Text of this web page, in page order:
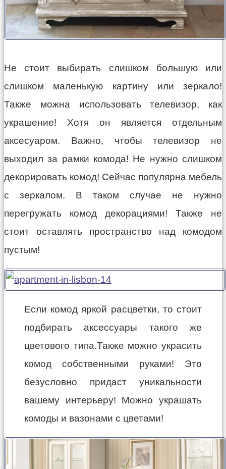
Не стоит выбирать слишком большую или
слишком маленькую картину или зеркало!
Также можна использовать телевизор, как
украшение! Хотя он является отдельным
аксесуаром. Важно, чтобы телевизор не
выходил за рамки комода! Не нужно слишком
декорировать комод! Сейчас популярна мебель
с зеркалом. В таком случае не нужно
перегружать комод декорациями! Также не
стоит оставлять пространство над комодом
пустым!
Если комод яркой расцветки, то стоит
подбирать аксессуары такого же
цветового типа.Также можно украсить
комод собственными руками! Это
безусловно придаст уникальности
вашему интерьеру! Можно украшать
комоды и вазонами с цветами!